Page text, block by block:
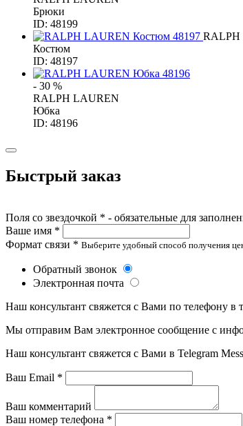
Брюки
ID: 48199
RALPH
Костюм
ID: 48197
- 30 %
RALPH LAUREN
Юбка
ID: 48196
Быстрый заказ
Поля со звездочкой * - обязательные для
Ваше имя *
Формат связи * Выберите удобный способ получения
Обратный звонок
Электронная почта
Наш консультант свяжется с Вами по телефону в
Мы отправим Вам электронное сообщение с
Наш консультант свяжется с Вами в Telegram
Ваш Email *
Ваш комментарий
Ваш номер телефона *